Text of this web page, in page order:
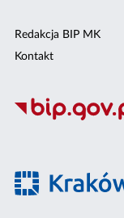
Redakcja BIP MK
Kontakt